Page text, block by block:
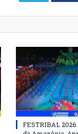
FESTRIBAL